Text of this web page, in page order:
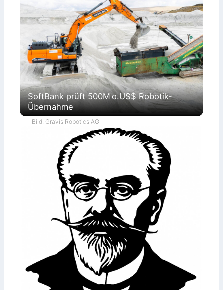
SoftBank prüft 500Mio.US$ Robotik-
Übernahme
Bild: Gravis Robotics AG